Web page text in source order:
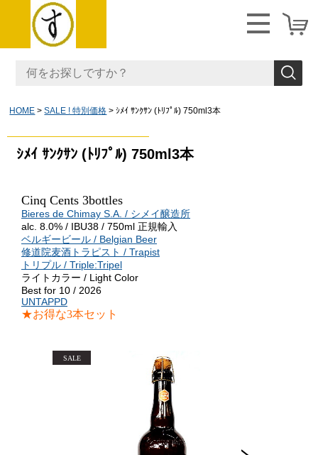
HOME SALE ! 特別価格 ｼﾒｲ ｻﾝｸｻﾝ (ﾄﾘﾌﾟﾙ) 750ml3本
ｼﾒｲ ｻﾝｸｻﾝ (ﾄﾘﾌﾟﾙ) 750ml3本
Cinq Cents 3bottles
Bieres de Chimay S.A. / シメイ醸造所
alc. 8.0% / IBU38 / 750ml 正規輸入
ベルギービール / Belgian Beer
修道院麦酒トラピスト / Trapist
トリプル / Triple:Tripel
ライトカラー / Light Color
Best for 10 / 2026
UNTAPPD
★お得な3本セット